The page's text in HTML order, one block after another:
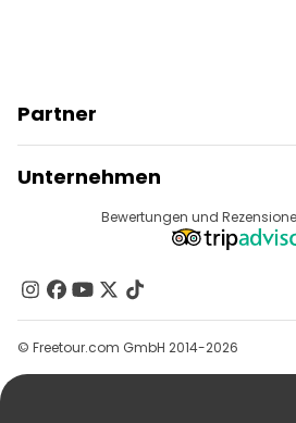
Partner
Anbieter-Anmeldung
Affiliate-Programm
Unternehmen
Reiseziele
Kontakt
Gruppen
Hilfe
Bewertungen und
© Freetour.com GmbH 2014-2026